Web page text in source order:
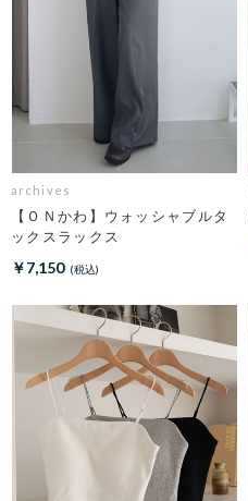
archives
【ＯＮかわ】ウォッシャブルタ
ックスラックス
￥7,150